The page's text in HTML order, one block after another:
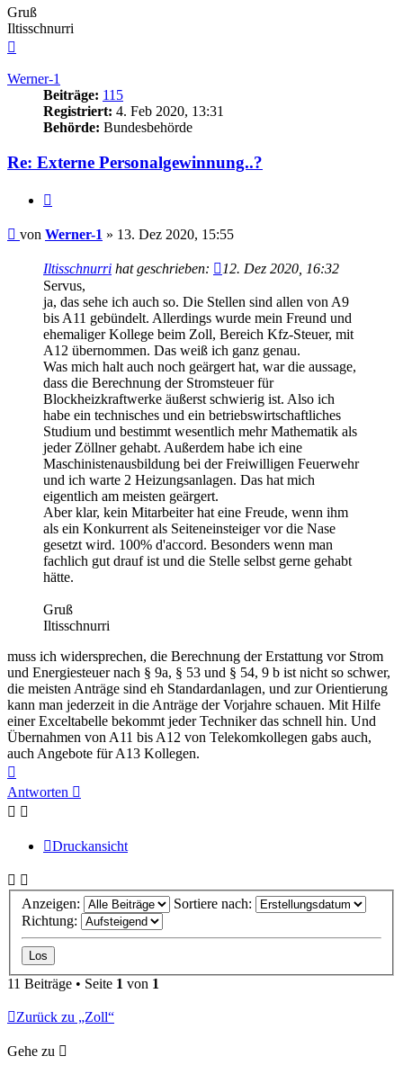
Gruß
Iltisschnurri
Werner-1
Beiträge: 115
Registriert: 4. Feb 2020, 13:31
Behörde: Bundesbehörde
Re: Externe Personalgewinnung..?
Beitrag
von Werner-1 » 13. Dez 2020, 15:55
Iltisschnurri hat geschrieben:
12. Dez 2020, 16:32
Servus,
ja, das sehe ich auch so. Die Stellen sind allen von A9
bis A11 gebündelt. Allerdings wurde mein Freund und
ehemaliger Kollege beim Zoll, Bereich Kfz-Steuer, mit
A12 übernommen. Das weiß ich ganz genau.
Was mich halt auch noch geärgert hat, war die aussage,
dass die Berechnung der Stromsteuer für
Blockheizkraftwerke äußerst schwierig ist. Also ich
habe ein technisches und ein betriebswirtschaftliches
Studium und bestimmt wesentlich mehr Mathematik als
jeder Zöllner gehabt. Außerdem habe ich eine
Maschinistenausbildung bei der Freiwilligen Feuerwehr
und ich warte 2 Heizungsanlagen. Das hat mich
eigentlich am meisten geärgert.
Aber klar, kein Mitarbeiter hat eine Freude, wenn ihm
als ein Konkurrent als Seiteneinsteiger vor die Nase
gesetzt wird. 100% d'accord. Besonders wenn man
fachlich gut drauf ist und die Stelle selbst gerne gehabt
hätte.
Gruß
Iltisschnurri
muss ich widersprechen, die Berechnung der Erstattung vor Strom
und Energiesteuer nach § 9a, § 53 und § 54, 9 b ist nicht so schwer,
die meisten Anträge sind eh Standardanlagen, und zur Orientierung
kann man jederzeit in die Anträge der Vorjahre schauen. Mit Hilfe
einer Exceltabelle bekommt jeder Techniker das schnell hin. Und
Übernahmen von A11 bis A12 von Telekomkollegen gabs auch,
auch Angebote für A13 Kollegen.
oben
Antworten
Druckansicht
Anzeigen:
Sortiere nach:
Richtung:
11 Beiträge • Seite 1 von 1
Zurück zu „Zoll“
Gehe zu